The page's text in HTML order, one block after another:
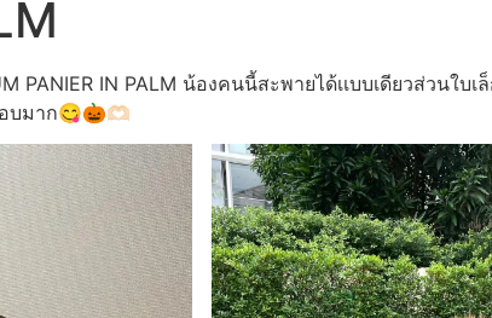
IN PALM น้องคนนี้สะพายได้เเบบเดียวส่วนใบเ
มาก😋🎃🫶🏻